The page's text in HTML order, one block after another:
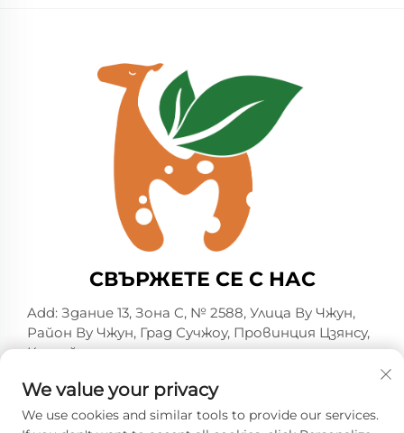
СВЪРЖЕТЕ СЕ С НАС
Add: Здание 13, Зона C, № 2588, Улица Ву Чжун,
Район Ву Чжун, Град Сучжоу, Провинция Цзянсу,
Китай
Тел.:
+86-13606218836
Имейл:
[email protected]
We value your privacy
We use cookies and similar tools to provide our services.